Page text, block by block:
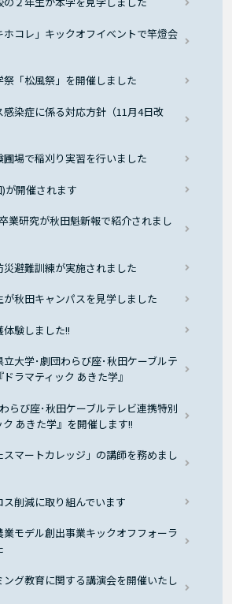
コレ」キックオフイベントで竿燈会
「松風祭」を開催しました
染症に係る対応方針（11月4日改
場で稲刈り実習を行いました
が開催されます
業研究が秋田魁新報で紹介されまし
避難訓練が実施されました
秋田キャンパスを見学しました
験しました!!
立大学･劇団わらび座･秋田ケーブルテ
ラマティック あきた学』
らび座･秋田ケーブルテレビ連携特別
あきた学』を開催します!!
マートカレッジ」の講師を務めまし
削減に取り組んでいます
業モデル創出事業キックオフフォーラ
グ教育に関する講演会を開催いたし